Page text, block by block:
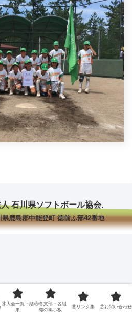
石川県ソフトボール協会.
鹿島郡中能登町 徳前ふ部42番地
④大会一覧・結
果
⑤各支部・各組
織の掲示板
⑥リンク集 ⑦お問い合わせ